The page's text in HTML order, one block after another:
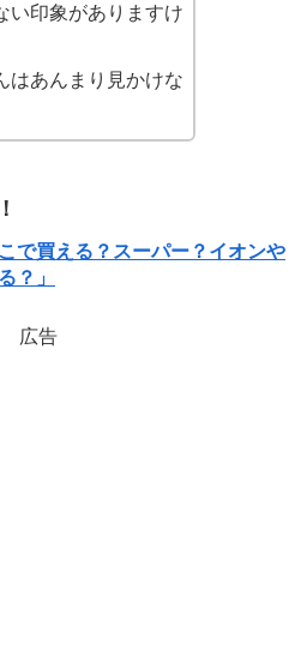
い印象がありますけ
はあんまり見かけな
で買える？スーパー？イオンや
？」
広告